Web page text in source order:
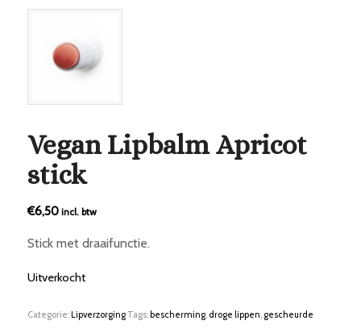
Vegan Lipbalm Apricot
stick
€6,50 incl. btw
Stick met draaifunctie.
Uitverkocht
Categorie:Lipverzorging Tags: bescherming, droge lippen, gescheurde